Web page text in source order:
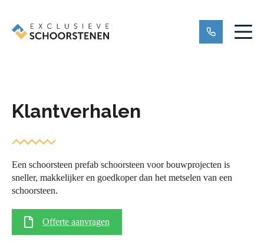
Klantverhalen
Een schoorsteen prefab schoorsteen voor bouwprojecten is
sneller, makkelijker en goedkoper dan het metselen van een
schoorsteen.
Offerte aanvragen